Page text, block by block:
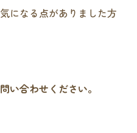
になる点がありました方
い合わせください。